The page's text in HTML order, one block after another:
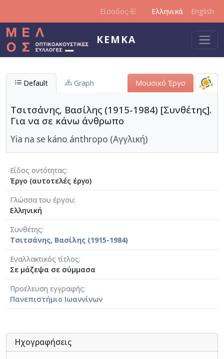
Είσοδος Ελληνικά English
ΚΕΜΚΑ
Default Graph Μουσικό Έργο
Τσιτσάνης, Βασίλης (1915-1984) [Συνθέτης].
Για να σε κάνω άνθρωπο
Yia na se káno ánthropo (Αγγλική)
Είδος οντότητας
Έργο (αυτοτελές έργο)
Γλώσσα του έργου
Ελληνική
Συνθέτης
Τσιτσάνης, Βασίλης (1915-1984)
Eναλλακτικός τίτλος
Σε μάζεψα σε σύμμασα
Προέλευση εγγραφής
Πανεπιστήμιο Ιωαννίνων
Ηχογραφήσεις